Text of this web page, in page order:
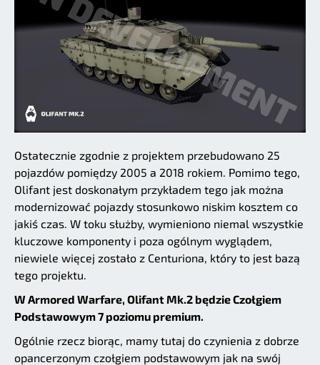
Ostatecznie zgodnie z projektem przebudowano 25
pojazdów pomiędzy 2005 a 2018 rokiem. Pomimo tego,
Olifant jest doskonałym przykładem tego jak można
modernizować pojazdy stosunkowo niskim kosztem co
jakiś czas. W toku służby, wymieniono niemal wszystkie
kluczowe komponenty i poza ogólnym wyglądem,
niewiele więcej zostało z Centuriona, który to jest bazą
tego projektu.
W Armored Warfare, Olifant Mk.2 będzie Czołgiem
Podstawowym 7 poziomu premium.
Ogólnie rzecz biorąc, mamy tutaj do czynienia z dobrze
opancerzonym czołgiem podstawowym jak na swój